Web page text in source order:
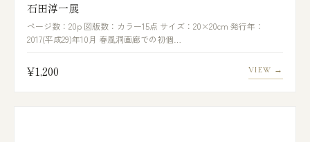
石田淳一展
ページ数：20p 図版数：カラー15点 サイズ：20×20cm 発行年：
2017(平成29)年10月 春風洞画廊での初個…
¥1,200 VIEW →